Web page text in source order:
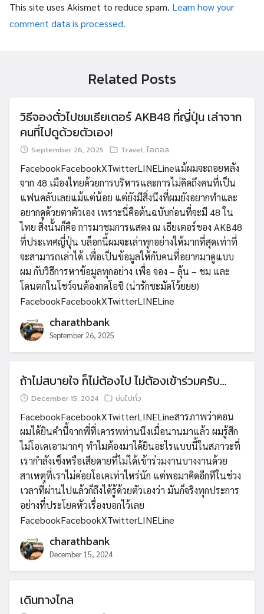
Search
for:
Search
This site uses Akismet to reduce spam. Learn how your
comment data is processed.
Related Posts
วิธีจองตั๋วไปชมเธียเตอร์ AKB48 ที่ญี่ปุ่น เล่าจาก
คนที่ไปดูด้วยตัวเอง!
September 26, 2025 Travel, ไอดอล
FacebookFacebookXTwitterLINELineแม้ผมจะถอยหลัง
จาก 48 เมืองไทยด้วยการบริหารและการไม่คิดถึงคนที่เป็น
แฟนคลับเลยแม้แต่น้อย แต่ยังมีสิ่งนึงที่ผมยังอยากทำและ
อยากดูด้วยตาตัวเอง เพราะนี่คือต้นฉบับก่อนที่จะมี 48 ใน
ไทย สิ่งนั้นก็คือ การมาชมการแสดง ณ เธียเตอร์ของ AKB48
ที่ประเทศญี่ปุ่น บล็อกนี้ผมจะเล่าทุกอย่างให้มากที่สุดเท่าที่
จะสามารถเล่าได้ เพื่อเป็นข้อมูลให้กับคนที่อยากมาดูแบบ
ผม กับวิธีการหาข้อมูลทุกอย่าง เพื่อ จอง – ลุ้น – ชม และ
โดนตกในโชว์จนต้องกดโอชิ (น่ารักชะมัดโว้ยยย)
FacebookFacebookXTwitterLINELine
charathbank
September 26, 2025
ถ้าไม่สบายใจ ก็ไม่ต้องไป ไม่ต้องเข้าร่วมครับ…
December 15, 2024 บ่นไปทั่ว
FacebookFacebookXTwitterLINELineสารภาพว่าตอน
ผมได้ยินคำนี้จากพี่ที่เคารพท่านนึงเมื่อนานมาแล้ว ผมรู้สึก
ไม่โอเคเอามากๆ ทำไมต้องมาได้ยินอะไรแบบนี้ในสภาวะที่
เรากำลังเซ็งหรือเสียดายที่ไม่ได้เข้าร่วมงานบางงานด้วย
สาเหตุที่เราไม่ค่อยโอเคเท่าไหร่นัก แต่พอมาคิดอีกทีในช่วง
เวลาที่ผ่านไปแล้วก็ถึงได้รู้ด้วยตัวเองว่า มันก็จริงทุกประการ
อย่างที่ประโยคหัวเรื่องบอกไว้เลย
FacebookFacebookXTwitterLINELine
charathbank
December 15, 2024
เดินทางไกล